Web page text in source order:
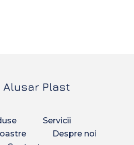
Servicii
Despre noi